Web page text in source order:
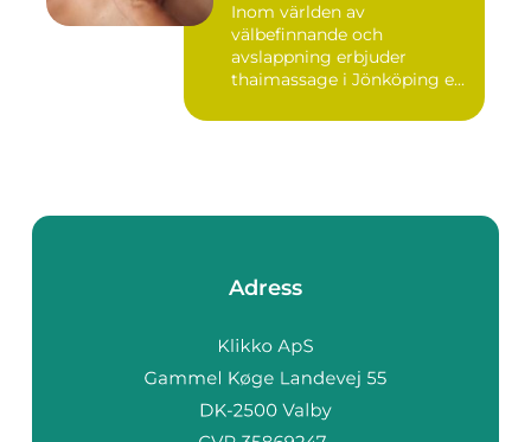
Inom världen av
välbefinnande och
avslappning erbjuder
thaimassage i Jönköping e...
Adress